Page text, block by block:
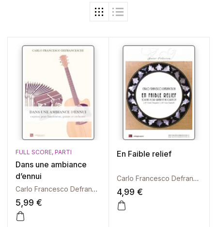
FULL SCORE, PARTI
Dans une ambiance
d’ennui
Carlo Francesco Defranceschi
5,99 €
Questo prodotto ha più varianti. Le opzioni possono
En Faible relief
Carlo Francesco Defranceschi
4,99 €